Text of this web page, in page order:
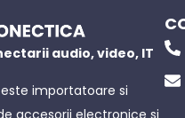
audio, video, IT
importatoare si
accesorii electronice si